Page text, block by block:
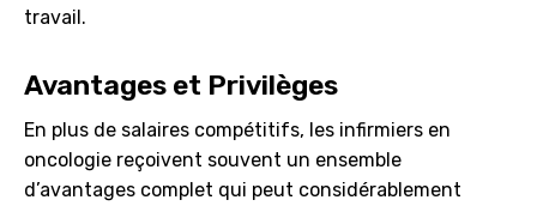
travail.
Avantages et Privilèges
En plus de salaires compétitifs, les infirmiers en
oncologie reçoivent souvent un ensemble
d’avantages complet qui peut considérablement